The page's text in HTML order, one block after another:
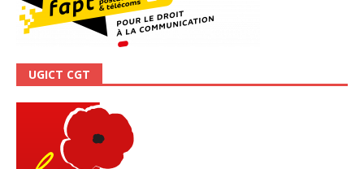
UGICT CGT